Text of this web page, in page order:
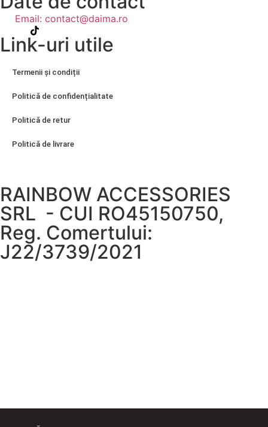
Email: contact@daima.ro
Link-uri utile
Termenii și condiții
Politică de confidențialitate
Politică de retur
Politică de livrare
RAINBOW ACCESSORIES
SRL - CUI RO45150750,
Reg. Comertului:
J22/3739/2021